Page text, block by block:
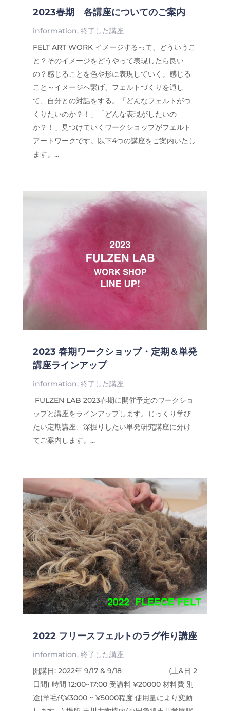
2023春期 各講座についてのご案内
information, 終了した講座
FELT ART WORK イメージするって、どういうこ
と？そのイメージをどうやって表現したら良い
の？感じることを色や形に表現していく。感じる
こと～イメージへ繋げ、フェルトづくりを通し
て、自分との対話をする。「どんなフェルトがつ
くりたいのか？！」「どんな表現がしたいの
か？！」見つけていくワークショップがフェルト
アートワークです。以下4つの講座をご案内いたし
ます。...
2023 春期ワークショップ・定期＆単発
講座ラインアップ
information, 終了した講座
FULZEN LAB 2023春期に開催予定のワークショ
ップと講座をラインアップします。じっくり学び
たい定期講座、深掘りしたい単発研究講座に分け
てご案内します。...
2022 フリースフェルトのラグ作り講座
information, 終了した講座
開講日: 2022年 9/17 & 9/18 (土&日 2
日間) 時間 12:00~17:00 受講料 ¥20000 材料費 別
途(羊毛代¥3000 ~ ¥5000程度 使用量により変動